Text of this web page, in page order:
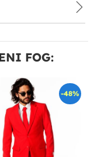
FOG:
-48%